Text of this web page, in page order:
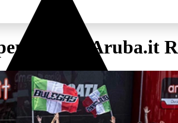
il Team Aruba.it